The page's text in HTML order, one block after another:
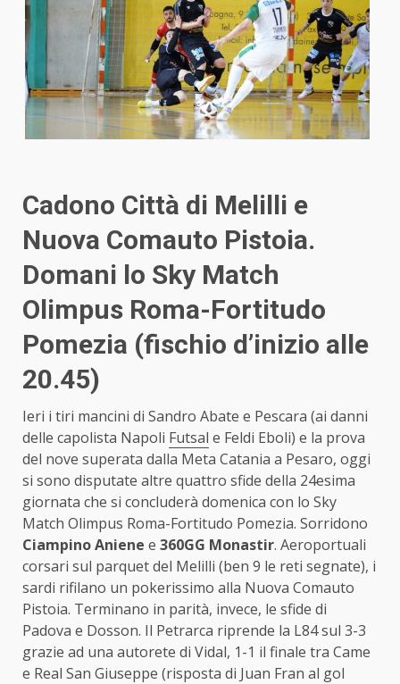
Cadono Città di Melilli e
Nuova Comauto Pistoia.
Domani lo Sky Match
Olimpus Roma-Fortitudo
Pomezia (fischio d’inizio alle
20.45)
Ieri i tiri mancini di Sandro Abate e Pescara (ai danni
delle capolista Napoli Futsal e Feldi Eboli) e la prova
del nove superata dalla Meta Catania a Pesaro, oggi
si sono disputate altre quattro sfide della 24esima
giornata che si concluderà domenica con lo Sky
Match Olimpus Roma-Fortitudo Pomezia. Sorridono
Ciampino Aniene e 360GG Monastir. Aeroportuali
corsari sul parquet del Melilli (ben 9 le reti segnate), i
sardi rifilano un pokerissimo alla Nuova Comauto
Pistoia. Terminano in parità, invece, le sfide di
Padova e Dosson. Il Petrarca riprende la L84 sul 3-3
grazie ad una autorete di Vidal, 1-1 il finale tra Came
e Real San Giuseppe (risposta di Juan Fran al gol